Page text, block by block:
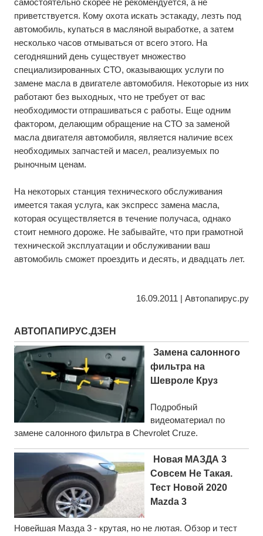
самостоятельно скорее не рекомендуется, а не
приветствуется. Кому охота искать эстакаду, лезть под
автомобиль, купаться в масляной выработке, а затем
несколько часов отмываться от всего этого. На
сегодняшний день существует множество
специализированных СТО, оказывающих услуги по
замене масла в двигателе автомобиля. Некоторые из них
работают без выходных, что не требует от вас
необходимости отпрашиваться с работы. Еще одним
фактором, делающим обращение на СТО за заменой
масла двигателя автомобиля, является наличие всех
необходимых запчастей и масел, реализуемых по
рыночным ценам.
На некоторых станция технического обслуживания
имеется такая услуга, как экспресс замена масла,
которая осуществляется в течение получаса, однако
стоит немного дороже. Не забывайте, что при грамотной
технической эксплуатации и обслуживании ваш
автомобиль сможет проездить и десять, и двадцать лет.
16.09.2011 | Автопапирус.ру
АВТОПАПИРУС.ДЗЕН
Замена салонного
фильтра на
Шевроле Круз
Подробный
видеоматериал по
замене салонного фильтра в Chevrolet Cruze.
Новая МАЗДА 3
Совсем Не Такая.
Тест Новой 2020
Mazda 3
Новейшая Мазда 3 - крутая, но не лютая. Обзор и тест